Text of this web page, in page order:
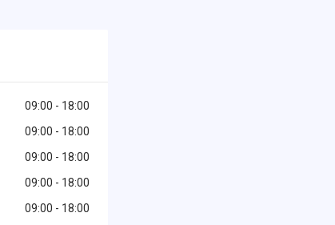
09:00
18:00
09:00
18:00
09:00
18:00
09:00
18:00
09:00 18:00